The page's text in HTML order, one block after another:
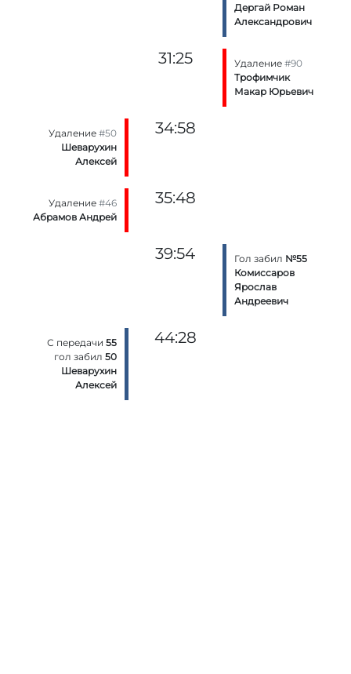
Дергай Роман
Александрович
31:25 Удаление #90
Трофимчик
Макар Юрьевич
Удаление#50
Шеварухин
Алексей
34:58
Удаление#46
Абрамов Андрей
35:48
39:54 Гол забил №55
Комиссаров
Ярослав
Андреевич
С передачи55
гол забил50
Шеварухин
Алексей
44:28